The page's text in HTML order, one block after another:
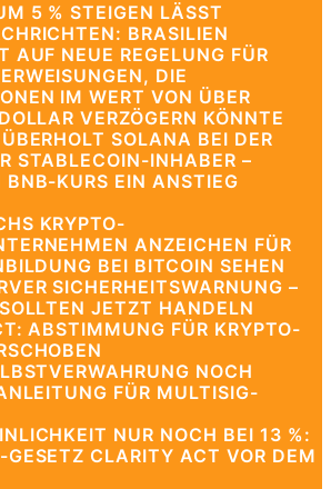
5 % STEIGEN LÄSST
BRASILIEN
AUF NEUE REGELUNG FÜR
DIE
IM WERT VON ÜBER
VERZÖGERN KÖNNTE
SOLANA BEI DER
STABLECOIN-INHABER –
BNB-KURS EIN ANSTIEG
KRYPTO-
ANZEICHEN FÜR
BEI BITCOIN SEHEN
SICHERHEITSWARNUNG –
JETZT HANDELN
ABSTIMMUNG FÜR KRYPTO-
NOCH
FÜR MULTISIG-
NUR NOCH BEI 13 %:
GESETZ CLARITY ACT VOR DEM